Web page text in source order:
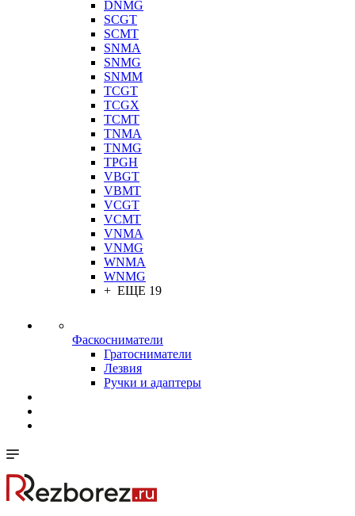
DNMG
SCGT
SCMT
SNMA
SNMG
SNMM
TCGT
TCGX
TCMT
TNMA
TNMG
TPGH
VBGT
VBMT
VCGT
VCMT
VNMA
VNMG
WNMA
WNMG
+ ЕЩЕ 19
Фаскосниматели
Гратосниматели
Лезвия
Ручки и адаптеры